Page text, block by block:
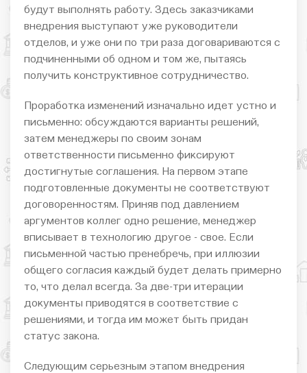
будут выполнять работу. Здесь заказчиками
внедрения выступают уже руководители
отделов, и уже они по три раза договариваются с
подчиненными об одном и том же, пытаясь
получить конструктивное сотрудничество.
Проработка изменений изначально идет устно и
письменно: обсуждаются варианты решений,
затем менеджеры по своим зонам
ответственности письменно фиксируют
достигнутые соглашения. На первом этапе
подготовленные документы не соответствуют
договоренностям. Приняв под давлением
аргументов коллег одно решение, менеджер
вписывает в технологию другое - свое. Если
письменной частью пренебречь, при иллюзии
общего согласия каждый будет делать примерно
то, что делал всегда. За две-три итерации
документы приводятся в соответствие с
решениями, и тогда им может быть придан
статус закона.
Следующим серьезным этапом внедрения